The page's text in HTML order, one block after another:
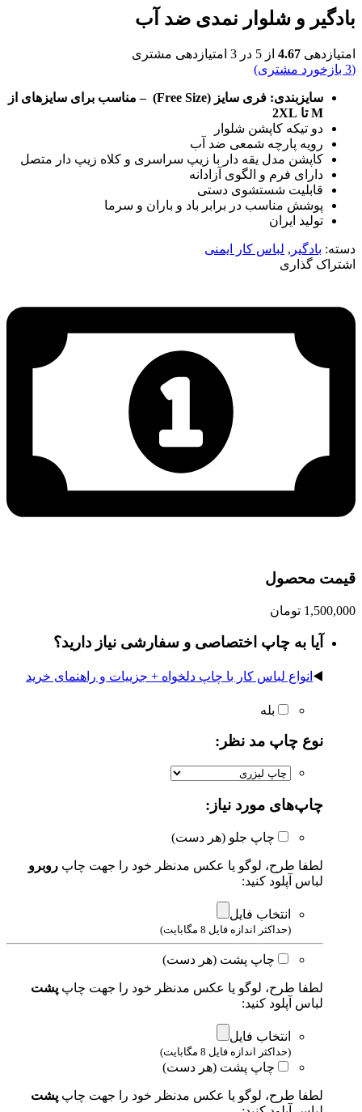
بادگیر و شلوار نمدی ضد آب
امتیازدهی 4.67 از 5 در 3 امتیازدهی مشتری
(
3 بازخورد مشتری)
سایزبندی: فری سایز (Free Size) – مناسب برای سایزهای از
M تا 2XL
دو تیکه کاپشن شلوار
رویه پارچه شمعی ضد آب
کاپشن مدل یقه دار با زیپ سراسری و کلاه زیپ دار متصل
دارای فرم و الگوی آزادانه
قابلیت شستشوی دستی
پوشش مناسب در برابر باد و باران و سرما
تولید ایران
دسته: بادگیر , لباس کار ایمنی
اشتراک گذاری
قیمت محصول
1,500,000 تومان
آیا به چاپ اختصاصی و سفارشی نیاز دارید؟
◀️ انواع لباس کار با چاپ دلخواه + جزییات و راهنمای خرید
بله
نوع چاپ مد نظر:
چاپ‌های مورد نیاز:
چاپ جلو (هر دست)
لطفا طرح، لوگو یا عکس مدنظر خود را جهت چاپ روبرو
لباس آپلود کنید:
انتخاب فایل
(حداکثر اندازه فایل 8 مگابایت)
چاپ پشت (هر دست)
لطفا طرح، لوگو یا عکس مدنظر خود را جهت چاپ پشت
لباس آپلود کنید:
انتخاب فایل
(حداکثر اندازه فایل 8 مگابایت)
چاپ پشت (هر دست)
لطفا طرح، لوگو یا عکس مدنظر خود را جهت چاپ پشت